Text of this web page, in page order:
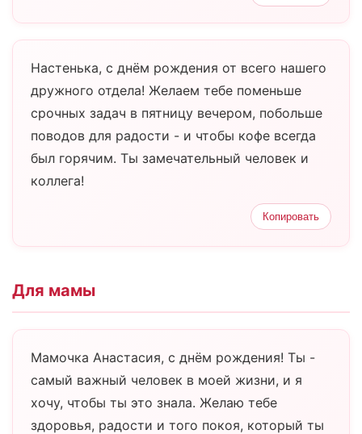
Настенька, с днём рождения от всего нашего
дружного отдела! Желаем тебе поменьше
срочных задач в пятницу вечером, побольше
поводов для радости - и чтобы кофе всегда
был горячим. Ты замечательный человек и
коллега!
Копировать
Для мамы
Мамочка Анастасия, с днём рождения! Ты -
самый важный человек в моей жизни, и я
хочу, чтобы ты это знала. Желаю тебе
здоровья, радости и того покоя, который ты